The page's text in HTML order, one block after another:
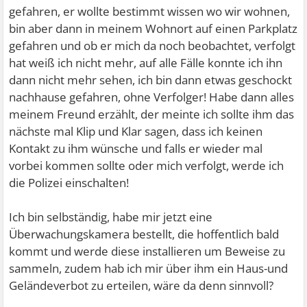
gefahren, er wollte bestimmt wissen wo wir wohnen,
bin aber dann in meinem Wohnort auf einen Parkplatz
gefahren und ob er mich da noch beobachtet, verfolgt
hat weiß ich nicht mehr, auf alle Fälle konnte ich ihn
dann nicht mehr sehen, ich bin dann etwas geschockt
nachhause gefahren, ohne Verfolger! Habe dann alles
meinem Freund erzählt, der meinte ich sollte ihm das
nächste mal Klip und Klar sagen, dass ich keinen
Kontakt zu ihm wünsche und falls er wieder mal
vorbei kommen sollte oder mich verfolgt, werde ich
die Polizei einschalten!
Ich bin selbständig, habe mir jetzt eine
Überwachungskamera bestellt, die hoffentlich bald
kommt und werde diese installieren um Beweise zu
sammeln, zudem hab ich mir über ihm ein Haus-und
Geländeverbot zu erteilen, wäre da denn sinnvoll?